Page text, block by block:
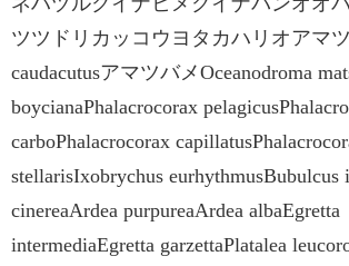
ツツドリカッコウヨタカハリオアマ
caudacutusアマツバメOceanodroma
boycianaPhalacrocorax
carboPhalacrocorax
stellarisIxobrychus eurhythmusBubulcus
cinereaArdea purpureaArdea albaEgretta
intermediaEgretta garzettaPlatalea